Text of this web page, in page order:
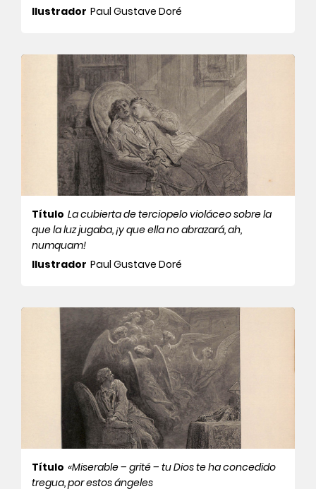
Ilustrador Paul Gustave Doré
Título La cubierta de terciopelo violáceo sobre la
que la luz jugaba, ¡y que ella no abrazará, ah,
numquam!
Ilustrador Paul Gustave Doré
Título «Miserable – grité – tu Dios te ha concedido
tregua, por estos ángeles